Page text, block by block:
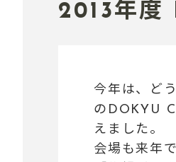
2013年
今年は、ど
のDOKYU
えました。
会場も来年